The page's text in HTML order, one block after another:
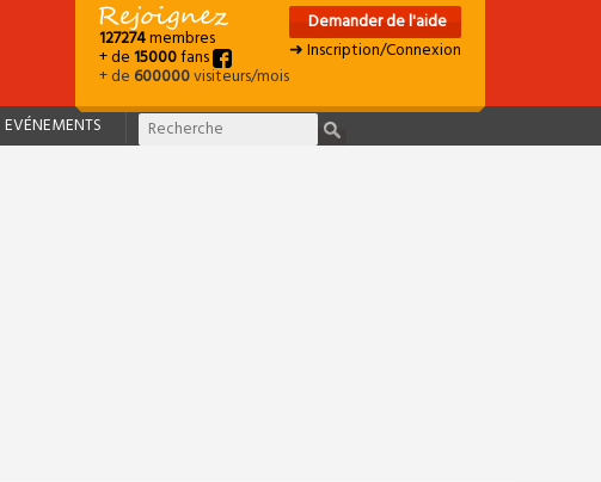
127274membres
+ de15000fans
+ de600000visiteurs/mois
Demander de l'aide
➜ Inscription/Connexion
EVÉNEMENTS